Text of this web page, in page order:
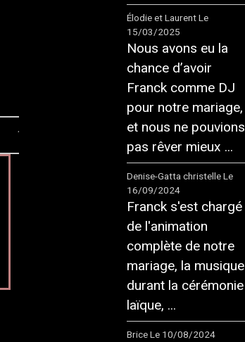
Élodie et Laurent Le
15/03/2025
Nous avons eu la
chance d’avoir
Franck comme DJ
pour notre mariage,
et nous ne pouvions
pas rêver mieux ...
Denise-Gatta christelle Le
16/09/2024
Franck s'est chargé
de l'animation
complète de notre
mariage, la musique
durant la cérémonie
laïque, ...
Brice Le 10/08/2024